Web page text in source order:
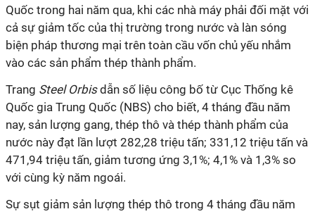
Quốc trong hai năm qua, khi các nhà máy phải đối mặt với
cả sự giảm tốc của thị trường trong nước và làn sóng
biện pháp thương mại trên toàn cầu vốn chủ yếu nhắm
vào các sản phẩm thép thành phẩm.
Trang Steel Orbisdẫn số liệu công bố từ Cục Thống kê
Quốc gia Trung Quốc (NBS) cho biết, 4 tháng đầu năm
nay, sản lượng gang, thép thô và thép thành phẩm của
nước này đạt lần lượt 282,28 triệu tấn; 331,12 triệu tấn và
471,94 triệu tấn, giảm tương ứng 3,1%; 4,1% và 1,3% so
với cùng kỳ năm ngoái.
Sự sụt giảm sản lượng thép thô trong 4 tháng đầu năm